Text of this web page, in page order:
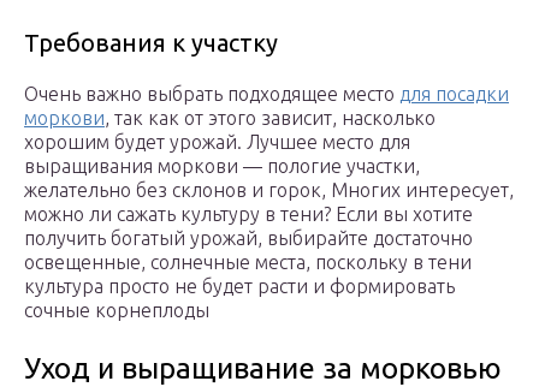
Требования к участку
Очень важно выбрать подходящее место для посадки
моркови, так как от этого зависит, насколько
хорошим будет урожай. Лучшее место для
выращивания моркови — пологие участки,
желательно без склонов и горок, Многих интересует,
можно ли сажать культуру в тени? Если вы хотите
получить богатый урожай, выбирайте достаточно
освещенные, солнечные места, поскольку в тени
культура просто не будет расти и формировать
сочные корнеплоды
Уход и выращивание за морковью